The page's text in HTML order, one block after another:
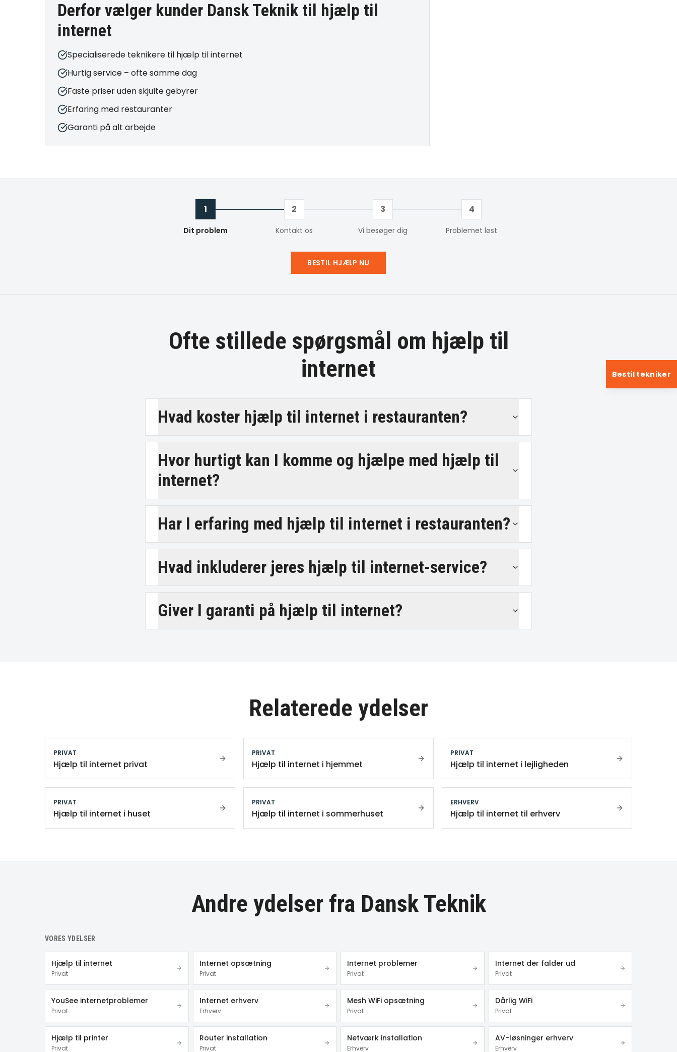
Derfor vælger kunder Dansk Teknik til hjælp til
internet
Specialiserede teknikere til hjælp til internet
Hurtig service – ofte samme dag
Faste priser uden skjulte gebyrer
Erfaring med restauranter
Garanti på alt arbejde
1
Dit problem
2
Kontakt os
3
Vi besøger dig
4
Problemet løst
BESTIL HJÆLP NU
Ofte stillede spørgsmål om hjælp til
internet
Hvad koster hjælp til internet i restauranten?
Hvor hurtigt kan I komme og hjælpe med hjælp til
internet?
Har I erfaring med hjælp til internet i restauranten?
Hvad inkluderer jeres hjælp til internet-service?
Giver I garanti på hjælp til internet?
Relaterede ydelser
PRIVAT
Hjælp til internet privat
PRIVAT
Hjælp til internet i hjemmet
PRIVAT
Hjælp til internet i lejligheden
PRIVAT
Hjælp til internet i huset
PRIVAT
Hjælp til internet i sommerhuset
ERHVERV
Hjælp til internet til erhverv
Andre ydelser fra Dansk Teknik
VORES YDELSER
Hjælp til internet
Privat
Internet opsætning
Privat
Internet problemer
Privat
Internet der falder ud
Privat
YouSee internetproblemer
Privat
Internet erhverv
Erhverv
Mesh WiFi opsætning
Privat
Dårlig WiFi
Privat
Hjælp til printer
Privat
Router installation
Privat
Netværk installation
Erhverv
AV-løsninger erhverv
Erhverv
Bestil tekniker